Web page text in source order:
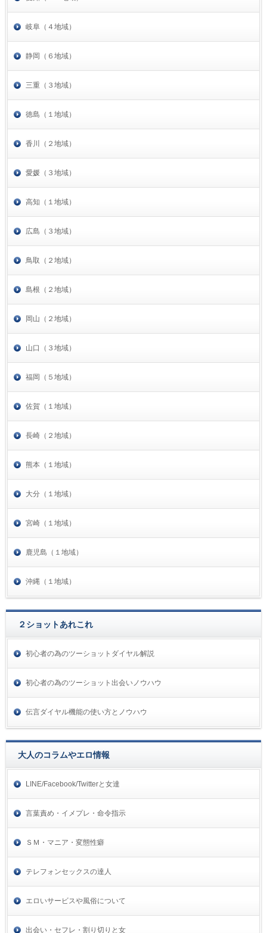
岐阜（４地域）
静岡（６地域）
三重（３地域）
徳島（１地域）
香川（２地域）
愛媛（３地域）
高知（１地域）
広島（３地域）
鳥取（２地域）
島根（２地域）
岡山（２地域）
山口（３地域）
福岡（５地域）
佐賀（１地域）
長崎（２地域）
熊本（１地域）
大分（１地域）
宮崎（１地域）
鹿児島（１地域）
沖縄（１地域）
２ショットあれこれ
初心者の為のツーショットダイヤル解説
初心者の為のツーショット出会いノウハウ
伝言ダイヤル機能の使い方とノウハウ
大人のコラムやエロ情報
LINE/Facebook/Twitterと女達
言葉責め・イメプレ・命令指示
ＳＭ・マニア・変態性癖
テレフォンセックスの達人
エロいサービスや風俗について
出会い・セフレ・割り切りと女